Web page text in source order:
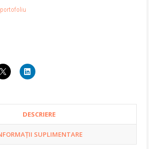
portofoliu
DESCRIERE
SUPLIMENTARE